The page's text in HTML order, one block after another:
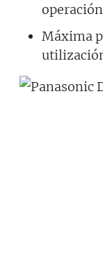
operación
Máxima